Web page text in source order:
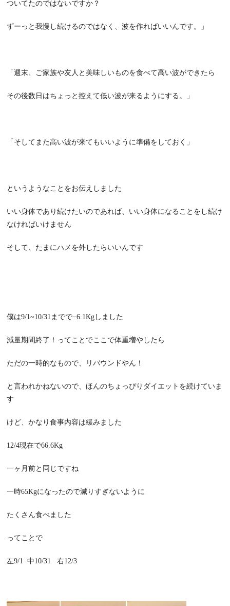
ついてたのではないですか？
ずーっと我慢し続けるのではなく、波を作ればいいんです。」
「週末、ご家族や友人と美味しいものを食べて高い波ができたら
その後数日はちょっと控えて低い波が来るようにする。」
「そしてまた高い波が来てもいいように準備をしておく」
というようなことをお伝えしました
いい身体であり続けたいのであれば、いい身体になることをし続け
なければいけません
そして、たまにハメを外したらいいんです
僕は9/1~10/31 までで−6.1Kgしました
減量期間終了！ってことでここで体重増やしたら
ただの一時的なもので、リバウンドやん！
と言われかねないので、ほんのちょっぴりダイエットを続けていま
す
けど、かなり食事内容は緩みました
12/4現在で66.6Kg
一ヶ月前と同じですね
一時65Kgになったので減りすぎないように
たくさん食べました
ってことで
左9/1 中10/31 右12/3